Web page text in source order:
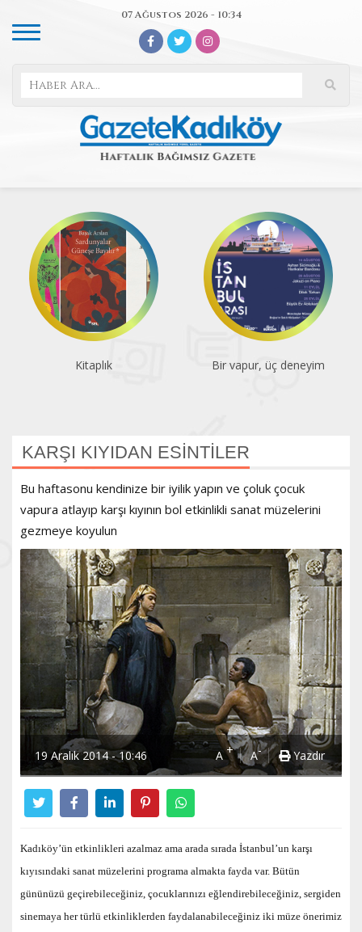
07 Ağustos 2026 - 10:34
Bir vapur, üç deneyim Atatürk Kitaplığı
KARŞI KIYIDAN ESİNTİLER
Bu haftasonu kendinize bir iyilik yapın ve çoluk çocuk
vapura atlayıp karşı kıyının bol etkinlikli sanat müzelerini
gezmeye koyulun
19 Aralık 2014 - 10:46 A+ A- Yazdır
Kadıköy’ün etkinlikleri azalmaz ama arada sırada İstanbul’un karşı
kıyısındaki sanat müzelerini programa almakta fayda var. Bütün
gününüzü geçirebileceğiniz, çocuklarınızı eğlendirebileceğiniz, sergiden
sinemaya her türlü etkinliklerden faydalanabileceğiniz iki müze önerimiz